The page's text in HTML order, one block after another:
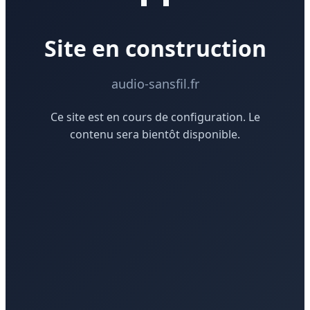
Site en construction
audio-sansfil.fr
Ce site est en cours de configuration. Le
contenu sera bientôt disponible.